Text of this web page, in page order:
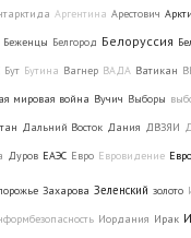
Аргентина Арестович
Беженцы Белгород Белоруссия
Бут Бутина Вагнер ВАДА Ватикан
мировая война Вучич Выборы
Дальний Восток Дания ДВЗЯИ
Дуров ЕАЭС Евро Евровидение
Захарова Зеленский золото
Иордания Ирак